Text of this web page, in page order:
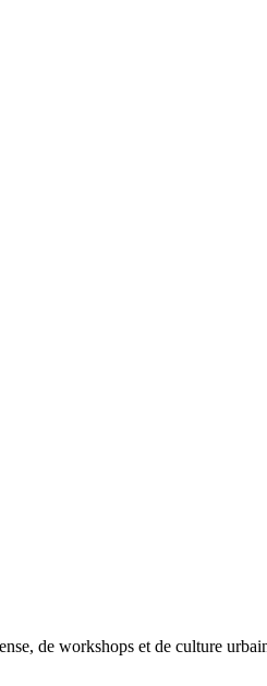
de workshops et de culture